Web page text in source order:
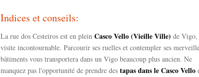
Indices et conseils:
La rue dos Cesteiros est en plein Casco Vello (Vieille Ville) de Vigo,
visite incontournable. Parcourir ses ruelles et contempler ses
bâtiments vous transportera dans un Vigo beaucoup plus ancien. Ne
manquez pas l'opportunité de prendre des tapas dans le Casco Vello